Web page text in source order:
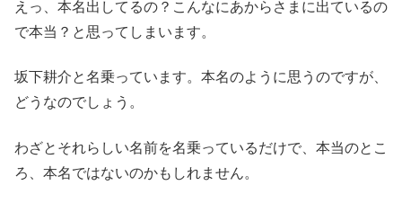
えっ、本名出してるの？こんなにあからさまに出ているの
で本当？と思ってしまいます。
坂下耕介と名乗っています。本名のように思うのですが、
どうなのでしょう。
わざとそれらしい名前を名乗っているだけで、本当のとこ
ろ、本名ではないのかもしれません。